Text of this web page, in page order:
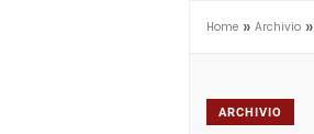
Home » Archivio »
ARCHIVIO